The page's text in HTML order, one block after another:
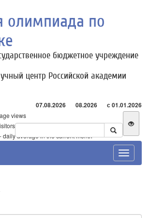
олимпиада по
бюджетное учреждение
центр Российской академии
07.08.2026 08.2026 с 01.01.2026
views
daily average in the current month
Toggle